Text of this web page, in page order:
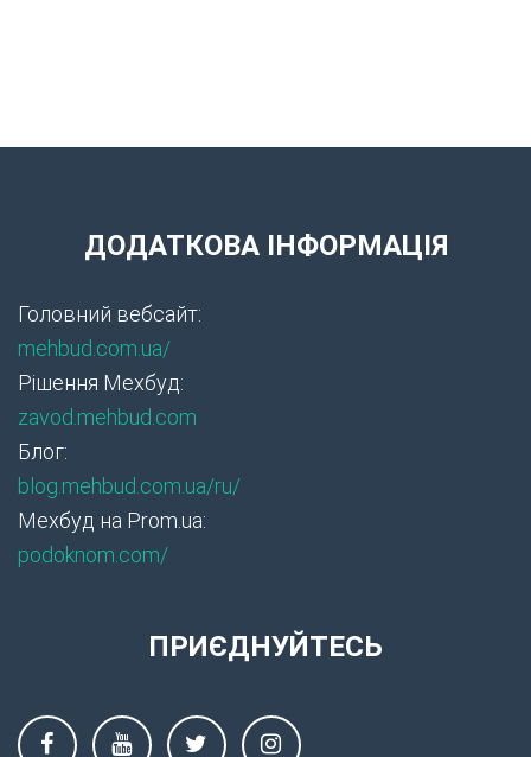
ДОДАТКОВА ІНФОРМАЦІЯ
Головний вебсайт:
mehbud.com.ua/
Рішення Мехбуд:
zavod.mehbud.com
Блог:
blog.mehbud.com.ua/ru/
Мехбуд на Prom.ua:
podoknom.com/
ПРИЄДНУЙТЕСЬ